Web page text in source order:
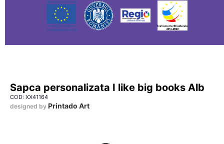
Sapca personalizata I like big books Alb
COD: XX41164
designed by Printado Art